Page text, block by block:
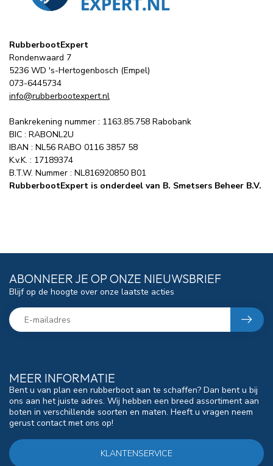
RubberbootExpert
Rondenwaard 7
5236 WD 's-Hertogenbosch (Empel)
073-6445734
info@rubberbootexpert.nl
Bankrekening nummer : 1163.85.758 Rabobank
BIC : RABONL2U
IBAN : NL56 RABO 0116 3857 58
K.v.K. : 17189374
B.T.W. Nummer : NL816920850 B01
RubberbootExpert is onderdeel van B. Smetsers Beheer B.V.
MEER INFORMATIE
Bent u van plan een rubberboot aan te schaffen? Dan bent u bij
ons aan het juiste adres. Wij hebben een breed assortiment aan
boten in verschillende soorten en maten. Heeft u vragen neem
gerust contact met ons op!
KLANTENSERVICE
ABONNEER JE OP ONZE NIEUWSBRIEF
Blijf op de hoogte over onze laatste acties